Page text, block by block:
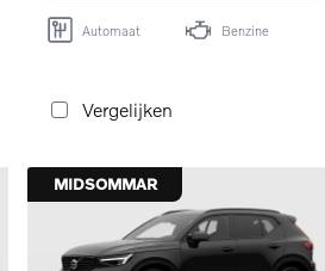
Automaat Benzine
Vergelijken
MIDSOMMAR